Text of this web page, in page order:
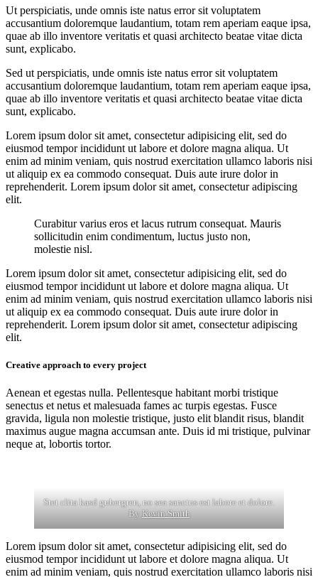
Ut perspiciatis, unde omnis iste natus error sit voluptatem
accusantium doloremque laudantium, totam rem aperiam eaque ipsa,
quae ab illo inventore veritatis et quasi architecto beatae vitae dicta
sunt, explicabo.
Sed ut perspiciatis, unde omnis iste natus error sit voluptatem
accusantium doloremque laudantium, totam rem aperiam eaque ipsa,
quae ab illo inventore veritatis et quasi architecto beatae vitae dicta
sunt, explicabo.
Lorem ipsum dolor sit amet, consectetur adipisicing elit, sed do
eiusmod tempor incididunt ut labore et dolore magna aliqua. Ut
enim ad minim veniam, quis nostrud exercitation ullamco laboris nisi
ut aliquip ex ea commodo consequat. Duis aute irure dolor in
reprehenderit. Lorem ipsum dolor sit amet, consectetur adipiscing
elit.
Curabitur varius eros et lacus rutrum consequat. Mauris
sollicitudin enim condimentum, luctus justo non,
molestie nisl.
Lorem ipsum dolor sit amet, consectetur adipisicing elit, sed do
eiusmod tempor incididunt ut labore et dolore magna aliqua. Ut
enim ad minim veniam, quis nostrud exercitation ullamco laboris nisi
ut aliquip ex ea commodo consequat. Duis aute irure dolor in
reprehenderit. Lorem ipsum dolor sit amet, consectetur adipiscing
elit.
Creative approach to every project
Aenean et egestas nulla. Pellentesque habitant morbi tristique
senectus et netus et malesuada fames ac turpis egestas. Fusce
gravida, ligula non molestie tristique, justo elit blandit risus, blandit
maximus augue magna accumsan ante. Duis id mi tristique, pulvinar
neque at, lobortis tortor.
Stet clita kasd gubergren, no sea sanctus est labore et dolore.
By Kevin Smith
Lorem ipsum dolor sit amet, consectetur adipisicing elit, sed do
eiusmod tempor incididunt ut labore et dolore magna aliqua. Ut
enim ad minim veniam, quis nostrud exercitation ullamco laboris nisi